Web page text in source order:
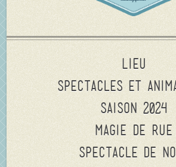
Lieu
Spectacles et
Saison 2024
Magie de rue
Spectacle de